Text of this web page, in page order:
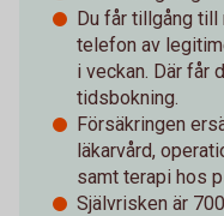
Du får tillgång
telefon av
i veckan. Där får
tidsbokning.
Försäkringen
läkarvård,
samt terapi hos
Självrisken är